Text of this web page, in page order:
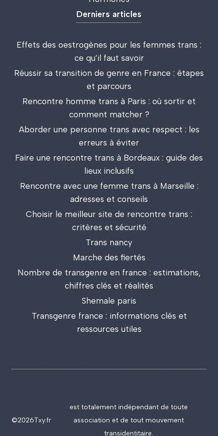
Derniers articles
Effets des oestrogènes pour les femmes trans :
ce qu’il faut savoir
Réussir sa transition de genre en France : étapes
et parcours
Rencontre homme trans à Paris : où sortir et
comment matcher ?
Aborder une personne trans avec respect : les
erreurs à éviter
Faire une rencontre trans à Bordeaux : guide des
lieux inclusifs
Rencontre avec une femme trans à Marseille :
adresses et conseils
Choisir le meilleur site de rencontre trans :
critères et sécurité
Trans nancy
Marche des fiertés
Nombre de transgenre en france : estimations,
chiffres clés et réalités
Shemale paris
Transgenre france : informations clés et
ressources utiles
©2026Txy.fr
est totalement indépendant de toute
association et de tout mouvement
transidentitaire.